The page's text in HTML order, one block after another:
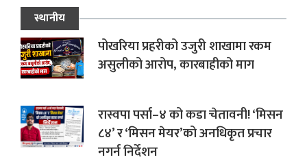
स्थानीय
पोखरिया प्रहरीको उजुरी शाखामा रकम
असुलीको आरोप, कारबाहीको माग
रास्वपा पर्सा–४ को कडा चेतावनी! ‘मिसन
८४’ र ‘मिसन मेयर’को अनधिकृत प्रचार
नगर्न निर्देशन